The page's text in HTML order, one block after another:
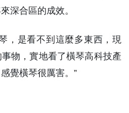
深合區的成效。
，是看不到這麼多東西，現
物，實地看了橫琴高科技產
覺橫琴很厲害。”